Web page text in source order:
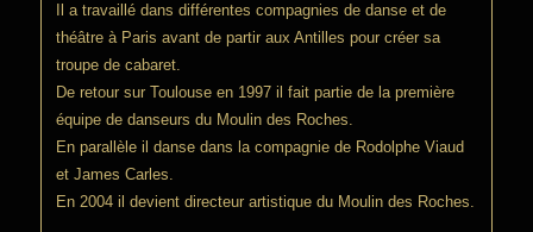
Il a travaillé dans différentes compagnies de danse et de
théâtre à Paris avant de partir aux Antilles pour créer sa
troupe de cabaret.
De retour sur Toulouse en 1997 il fait partie de la première
équipe de danseurs du Moulin des Roches.
En parallèle il danse dans la compagnie de Rodolphe Viaud
et James Carles.
En 2004 il devient directeur artistique du Moulin des Roches.